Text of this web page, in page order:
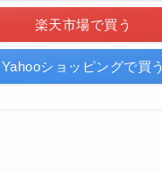
楽天市場で買う
Yahooショッピングで買う